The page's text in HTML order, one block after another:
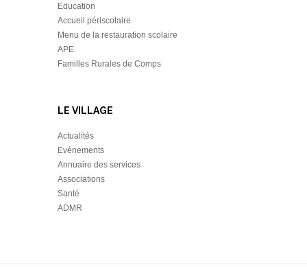
Education
Accueil périscolaire
Menu de la restauration scolaire
APE
Familles Rurales de Comps
LE VILLAGE
Actualités
Evènements
Annuaire des services
Associations
Santé
ADMR